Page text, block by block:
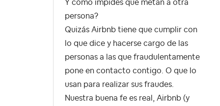
Y cómo impides que metan a otra
persona?
Quizás Airbnb tiene que cumplir con
lo que dice y hacerse cargo de las
personas a las que fraudulentamente
pone en contacto contigo. O que lo
usan para realizar sus fraudes.
Nuestra buena fe es real, Airbnb (y